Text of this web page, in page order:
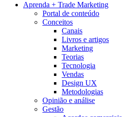
Aprenda + Trade Marketing
Portal de conteúdo
Conceitos
Canais
Livros e artigos
Marketing
Teorias
Tecnologia
Vendas
Design UX
Metodologias
Opinião e análise
Gestão